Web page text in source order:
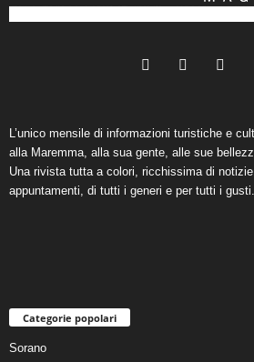
L’unico mensile di informazioni turistiche e
alla Maremma, alla sua gente, alle sue
Una rivista tutta a colori, ricchissima di
appuntamenti, di tutti i generi e per tutti i gusti.
Categorie popolari
Sorano